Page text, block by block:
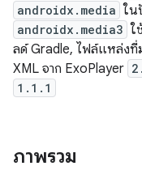
androidx.media ใน
androidx.media3 ใ
ลด์ Gradle, ไฟล์แหล่งที่
XML จาก ExoPlayer
1.1.1
ภาพรวม